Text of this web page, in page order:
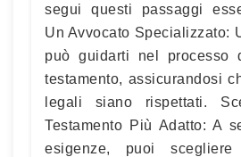
segui questi passaggi
Un Avvocato Specializzato:
può guidarti nel processo
testamento, assicurandosi
legali siano rispettati.
Testamento Più Adatto: A
esigenze, puoi